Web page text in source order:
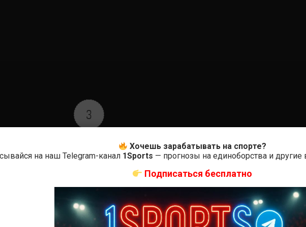
3
Ищу для вас самые лучшие и актуальные события и мира
Хочешь зарабатывать на спорте?
на наш Telegram-канал 1Sports — прогнозы на единоборства и
Подписаться бесплатно